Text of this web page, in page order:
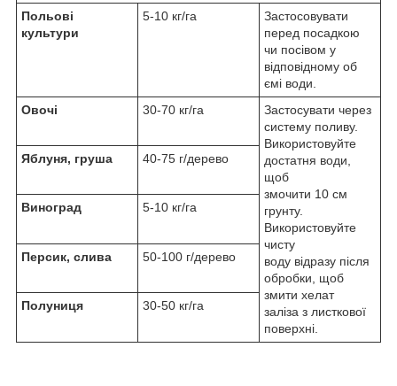
Польові
культури
5-10 кг/га
Застосовувати
перед посадкою
чи посівом у
відповідному об
ємі води.
Овочі
30-70 кг/га
Застосувати через
систему поливу.
Використовуйте
достатня води,
щоб
змочити 10 см
грунту.
Використовуйте
чисту
воду відразу після
обробки, щоб
змити хелат
заліза з листкової
поверхні.
Яблуня, груша 40-75 г/дерево
Виноград 5-10 кг/га
Персик, слива 50-100 г/дерево
Полуниця 30-50 кг/га